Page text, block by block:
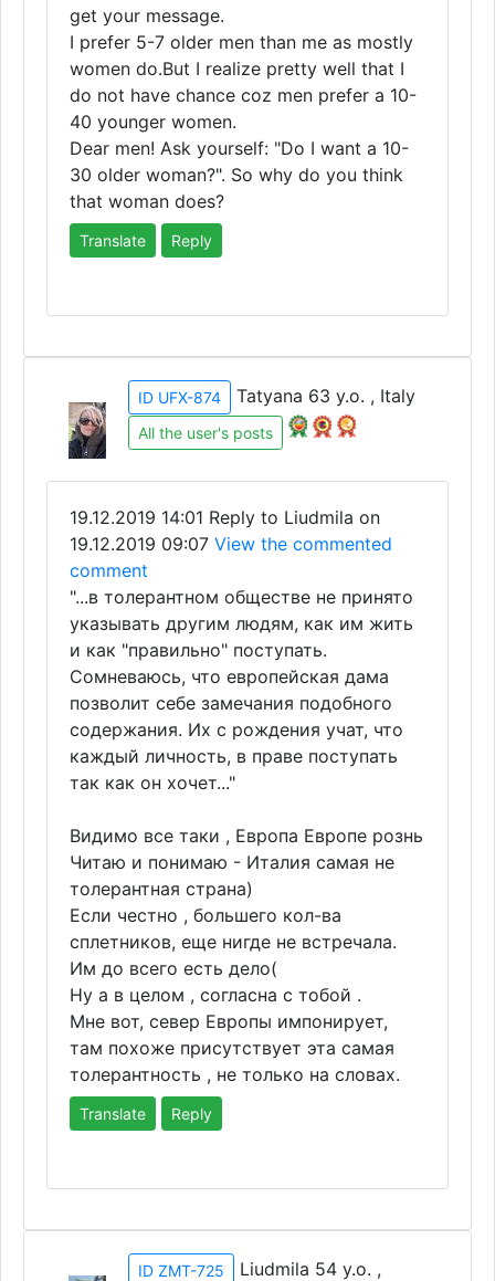
get your message.
I prefer 5-7 older men than me as mostly
women do.But I realize pretty well that I
do not have chance coz men prefer a 10-
40 younger women.
Dear men! Ask yourself: "Do I want a 10-
30 older woman?". So why do you think
that woman does?
Translate Reply
ID UFX-874 Tatyana 63 y.o. , Italy
All the user's posts
19.12.2019 14:01 Reply to Liudmila on
19.12.2019 09:07 View the commented
comment
"...в толерантном обществе не принято
указывать другим людям, как им жить
и как "правильно" поступать.
Сомневаюсь, что европейская дама
позволит себе замечания подобного
содержания. Их с рождения учат, что
каждый личность, в праве поступать
так как он хочет..."
Видимо все таки , Европа Европе рознь
Читаю и понимаю - Италия самая не
толерантная страна)
Если честно , большего кол-ва
сплетников, еще нигде не встречала.
Им до всего есть дело(
Ну а в целом , согласна с тобой .
Мне вот, север Европы импонирует,
там похоже присутствует эта самая
толерантность , не только на словах.
Translate Reply
ID ZMT-725
Liudmila 54 y.o. ,